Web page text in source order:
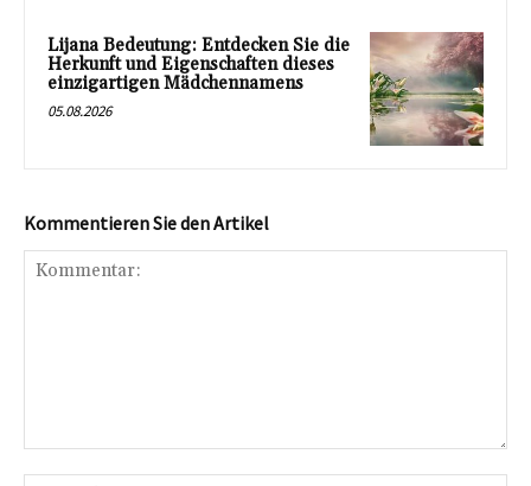
Lijana Bedeutung: Entdecken Sie die
Herkunft und Eigenschaften dieses
einzigartigen Mädchennamens
05.08.2026
Kommentieren Sie den Artikel